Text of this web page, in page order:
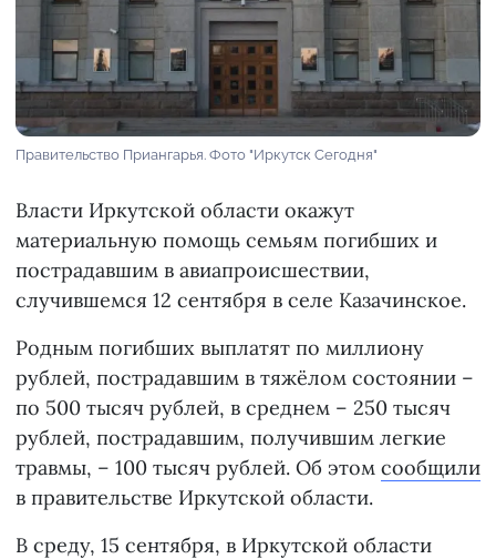
Правительство Приангарья. Фото "Иркутск Сегодня"
Власти Иркутской области окажут
материальную помощь семьям погибших и
пострадавшим в авиапроисшествии,
случившемся 12 сентября в селе Казачинское.
Родным погибших выплатят по миллиону
рублей, пострадавшим в тяжёлом состоянии –
по 500 тысяч рублей, в среднем – 250 тысяч
рублей, пострадавшим, получившим легкие
травмы, – 100 тысяч рублей. Об этом сообщили
в правительстве Иркутской области.
В среду, 15 сентября, в Иркутской области